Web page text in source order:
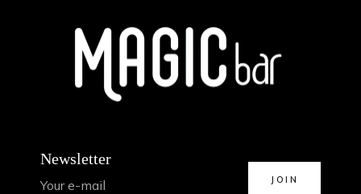
Newsletter